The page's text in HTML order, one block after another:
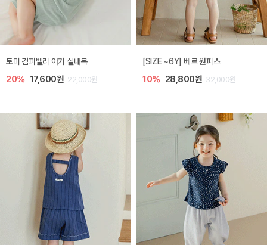
토미 컴피벨리 아기 실내복
20% 17,600원 22,000원
[SIZE ~6Y] 베르 원피스
10% 28,800원 32,000원